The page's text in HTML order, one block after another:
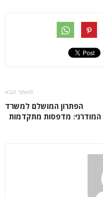
מאמר הבא
הפתרון המושלם למשרד
המודרני: מדפסות מתקדמות